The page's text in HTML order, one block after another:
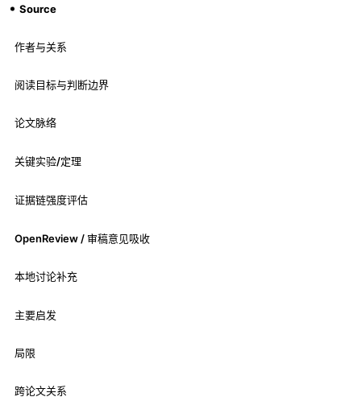
Source
作者与关系
阅读目标与判断边界
论文脉络
关键实验/定理
证据链强度评估
OpenReview / 审稿意见吸收
本地讨论补充
主要启发
局限
跨论文关系